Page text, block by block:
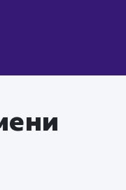
с негативными
рынка и уровень
влияние на
задач и